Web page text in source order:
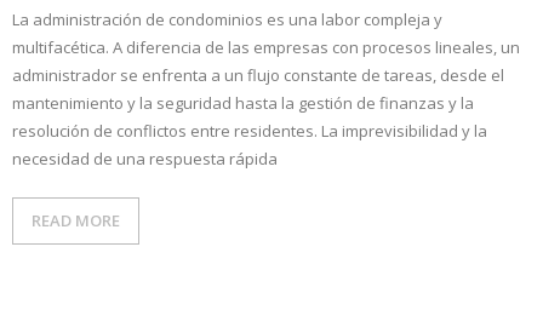
La administración de condominios es una labor compleja y
multifacética. A diferencia de las empresas con procesos lineales, un
administrador se enfrenta a un flujo constante de tareas, desde el
mantenimiento y la seguridad hasta la gestión de finanzas y la
resolución de conflictos entre residentes. La imprevisibilidad y la
necesidad de una respuesta rápida
READ MORE